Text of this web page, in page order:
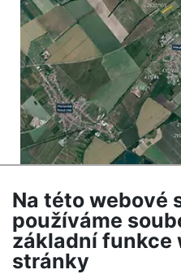
Land for sale / field /
Mikulčice
506,808 CZK (real
Na této webové
používáme
základní funkce
stránky